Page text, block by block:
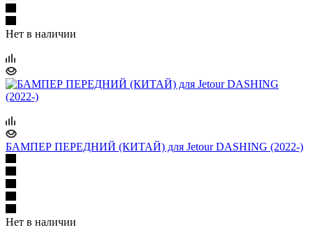
Нет в наличии
БАМПЕР ПЕРЕДНИЙ (КИТАЙ) для Jetour DASHING (2022-)
Нет в наличии